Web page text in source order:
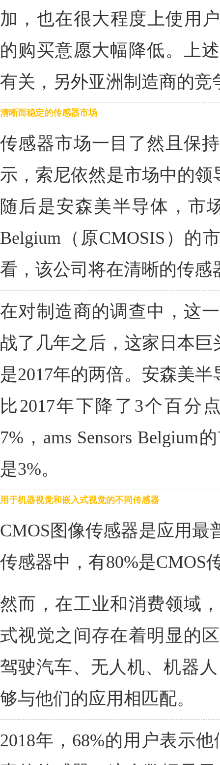
加，也在很大程度上使用
的购买意愿大幅降低。上
有关，另外亚洲制造商的竞
清晰而稳定的传感器市场
传感器市场一目了然且保
示，索尼依然是市场中的
随后是安森美半导体，市
Belgium（原CMOSIS）的
看，该公司将在清晰的传
在对制造商的调查中，这
战了几年之后，这家日本
是2017年的两倍。安森美
比2017年下降了3个百分
7%，ams Sensors
是3%。
用于机器视觉和嵌入式视觉的不同传感器
CMOS图像传感器是应用
传感器中，有80%是CMOS
然而，在工业和消费领域
式视觉之间存在着明显的
驾驶汽车、无人机、机器
够与他们的应用相匹配。
2018年，68%的用户表示